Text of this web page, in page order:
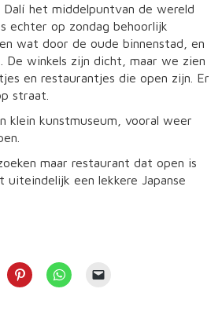
Dalí het middelpuntvan de wereld
echter op zondag behoorlijk
wat door de oude binnenstad, en
De winkels zijn dicht, maar we zien
en restaurantjes die open zijn. Er
straat.
klein kunstmuseum, vooral weer
maar restaurant dat open is
uiteindelijk een lekkere Japanse